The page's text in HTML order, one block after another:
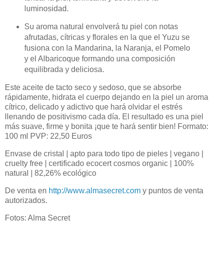
luminosidad.
Su aroma natural envolverá tu piel con notas
afrutadas, cítricas y florales en la que el Yuzu se
fusiona con la Mandarina, la Naranja, el Pomelo
y el Albaricoque formando una composición
equilibrada y deliciosa.
Este aceite de tacto seco y sedoso, que se absorbe
rápidamente, hidrata el cuerpo dejando en la piel un aroma
cítrico, delicado y adictivo que hará olvidar el estrés
llenando de positivismo cada día. El resultado es una piel
más suave, firme y bonita ¡que te hará sentir bien! Formato:
100 ml PVP: 22,50 Euros
Envase de cristal | apto para todo tipo de pieles | vegano |
cruelty free | certificado ecocert cosmos organic | 100%
natural | 82,26% ecológico
De venta en http://www.almasecret.com y puntos de venta
autorizados.
Fotos: Alma Secret